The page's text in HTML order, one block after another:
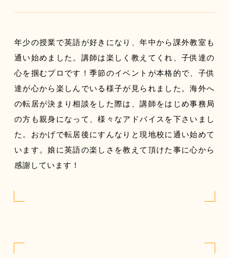
年少の授業で英語が好きになり、年中から課外教室も
通い始めました。講師は楽しく教えてくれ、子供達の
心を掴むプロです！季節のイベントが本格的で、子供
達が心から楽しんでいる様子が見られました。海外へ
の転居が決まり相談をした際は、講師をはじめ事務局
の方も親身になって、様々なアドバイスを下さいまし
た。おかげで転居後にすんなりと現地校に通い始めて
います。娘に英語の楽しさを教えて頂けた事に心から
感謝しています！